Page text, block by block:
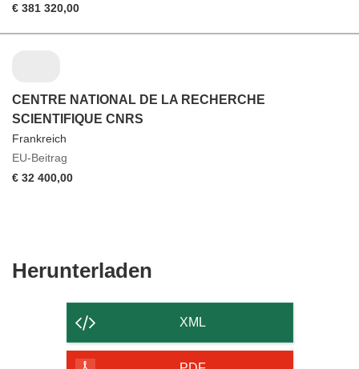
€ 381 320,00
CENTRE NATIONAL DE LA RECHERCHE
SCIENTIFIQUE CNRS
Frankreich
EU-Beitrag
€ 32 400,00
Herunterladen
der
Seite
XML